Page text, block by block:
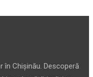
Chișinău. Descoperă